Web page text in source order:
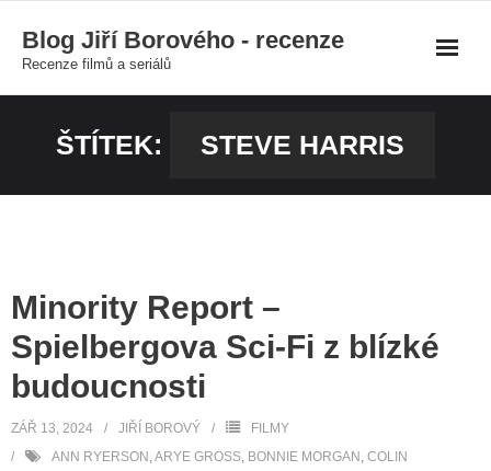
content
Blog Jiří Borového - recenze
Recenze filmů a seriálů
ŠTÍTEK: STEVE HARRIS
Minority Report –
Spielbergova Sci-Fi z blízké
budoucnosti
ZÁŘ 13, 2024 JIŘÍ BOROVÝ
FILMY
ANN RYERSON ,ARYE GROSS, BONNIE MORGAN , COLIN